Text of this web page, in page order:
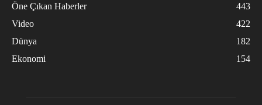
Öne Çıkan Haberler
443
Video
422
Dünya
182
Ekonomi
154